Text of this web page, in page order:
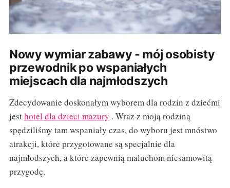
Nowy wymiar zabawy - mój osobisty
przewodnik po wspaniałych
miejscach dla najmłodszych
Zdecydowanie doskonałym wyborem dla rodzin z dziećmi
jesthotel dla dzieci mazury . Wraz z moją rodziną
spędziliśmy tam wspaniały czas, do wyboru jest mnóstwo
atrakcji, które przygotowane są specjalnie dla
najmłodszych, a które zapewnią maluchom niesamowitą
przygodę.